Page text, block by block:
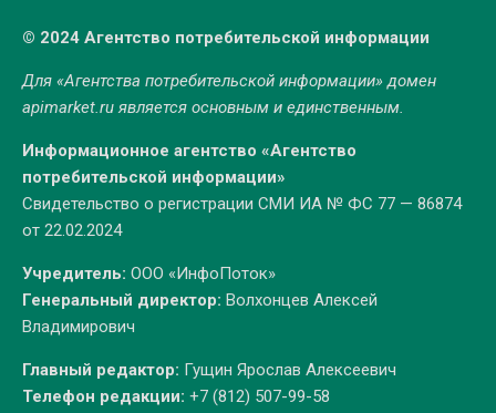
© 2024 Агентство потребительской информации
Для «Агентства потребительской информации» домен
apimarket.ruявляется основным и единственным.
Информационное агентство «Агентство
потребительской информации»
Свидетельство о регистрации СМИ ИА № ФС 77 — 86874
от 22.02.2024
Учредитель: ООО «ИнфоПоток»
Генеральный директор: Волхонцев Алексей
Владимирович
Главный редактор: Гущин Ярослав Алексеевич
Телефон редакции: +7 (812) 507-99-58